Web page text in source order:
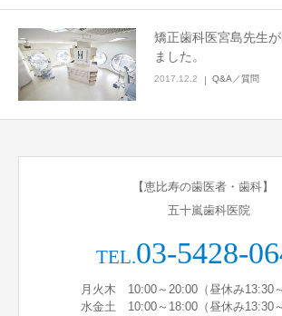
矯正歯科医宮島先生
ました。
2017.12.2 Q&A／質問
【恵比寿の歯医者・歯科】
五十嵐歯科医院
TEL.03-5428-
月火木 10:00～20:00（昼休み13:30～
水金土 10:00～18:00（昼休み13:30～